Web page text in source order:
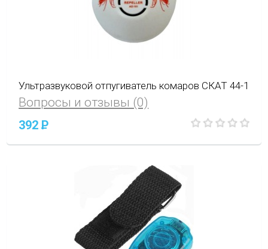
Ультразвуковой отпугиватель комаров СКАТ 44-1
Вопросы и отзывы (0)
392P